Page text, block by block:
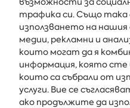
Получавайте последните
вашата
трафика си. Също така
използването на
медии, рекламни и
които могат да я
информация, която сте
които са събрали от
услуги. Вие се
ако продължите да